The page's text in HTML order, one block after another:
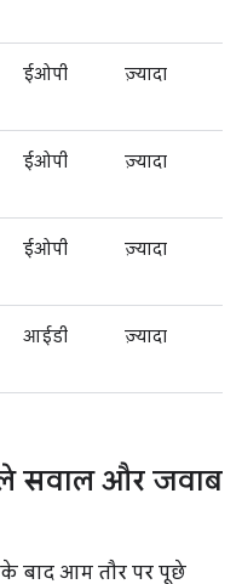
ईओपी ज़्यादा
ईओपी ज़्यादा
ईओपी ज़्यादा
आईडी ज़्यादा
सवाल और जवाब
बाद आम तौर पर पूछे